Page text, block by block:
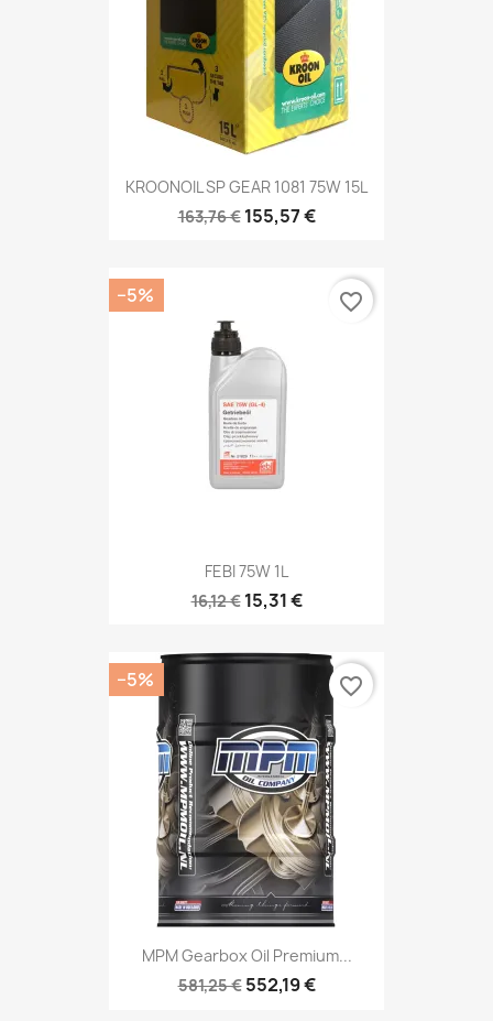
KROONOIL SP GEAR 1081 75W 15L
163,76 € 155,57 €
FEBI 75W 1L
16,12 € 15,31 €
−5% favorite_border
MPM Gearbox Oil Premium...
581,25 € 552,19 €
−5% favorite_border